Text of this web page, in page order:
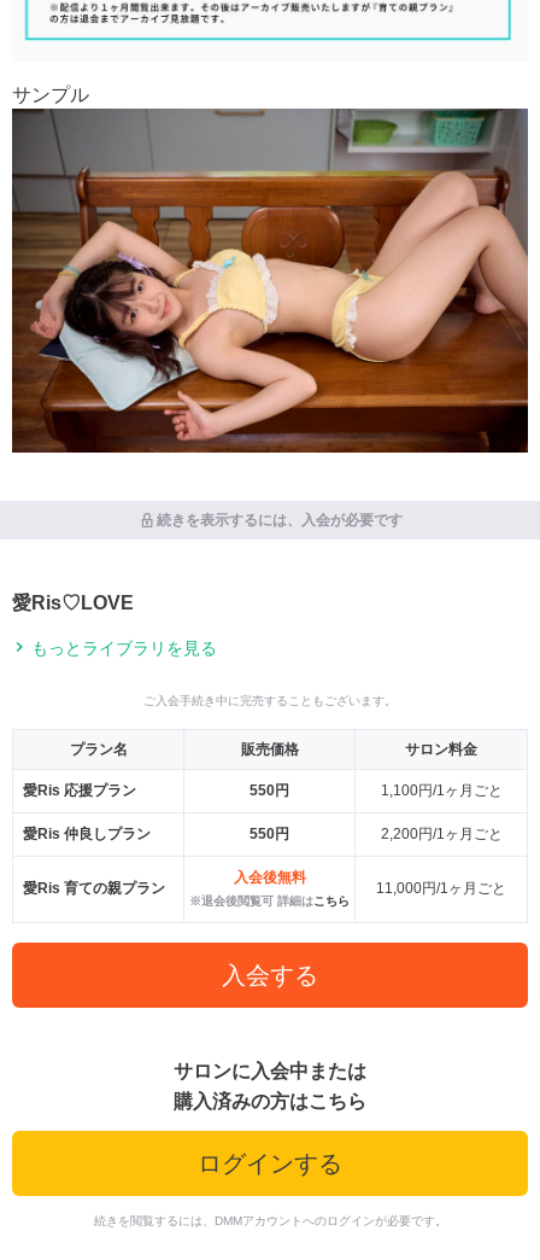
サンプル
続きを表示するには、入会が必要です
愛Ris♡LOVE
もっとライブラリを見る
ご入会手続き中に完売することもございます。
プラン名 販売価格 サロン料金
愛Ris 応援プラン 550円 1,100円/1ヶ月ごと
愛Ris 仲良しプラン 550円 2,200円/1ヶ月ごと
愛Ris 育ての親プラン
入会後無料
※退会後閲覧可 詳細はこちら
11,000円/1ヶ月ごと
入会する
サロンに入会中または
購入済みの方はこちら
ログインする
続きを閲覧するには、DMMアカウントへのログインが必要です。